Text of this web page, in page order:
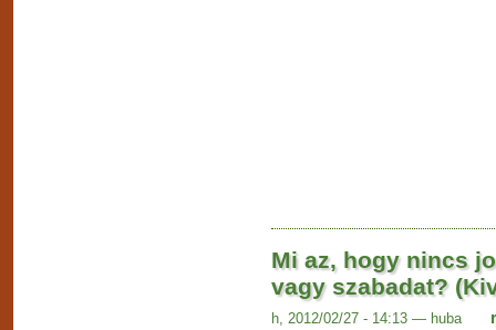
Mi az, hogy nincs
vagy szabadat?
h, 2012/02/27 - 14:13 — huba